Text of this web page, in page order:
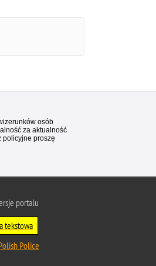
osób
za aktualność
policyjne proszę
portalu
tekstowa
Police